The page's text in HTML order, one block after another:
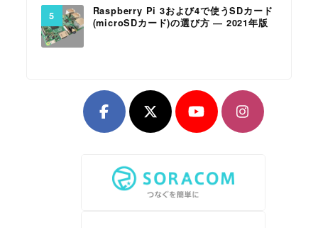
Raspberry Pi 3および4で使うSDカード
(microSDカード)の選び方 ― 2021年版